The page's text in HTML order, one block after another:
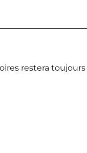
restera toujours